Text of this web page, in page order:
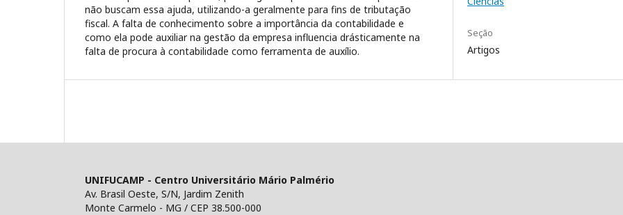
não buscam essa ajuda, utilizando-a geralmente para fins de tributação
fiscal. A falta de conhecimento sobre a importância da contabilidade e
como ela pode auxiliar na gestão da empresa influencia drásticamente na
falta de procura à contabilidade como ferramenta de auxílio.
Seção
Artigos
UNIFUCAMP - Centro Universitário Mário Palmério
Av. Brasil Oeste, S/N, Jardim Zenith
Monte Carmelo - MG / CEP 38.500-000